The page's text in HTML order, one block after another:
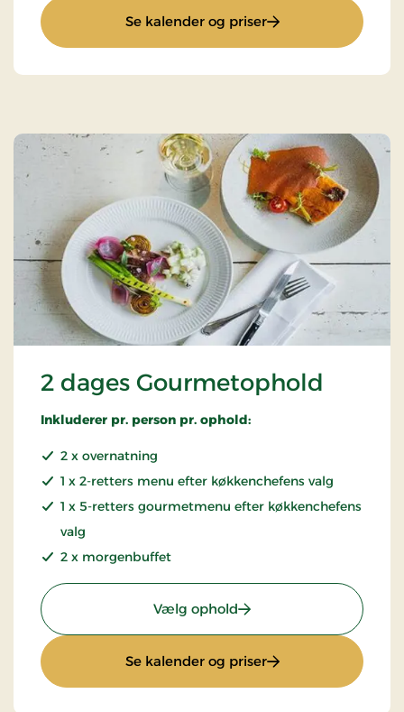
Se kalender og priser: Luksus
2 dages Gourmetophold
Inkluderer pr. person pr. ophold:
2 x overnatning
1 x 2-retters menu efter køkkenchefens valg
1 x 5-retters gourmetmenu efter køkkenchefens
valg
2 x morgenbuffet
Vælg ophold: 2 dages
Se kalender og priser: 2 dages